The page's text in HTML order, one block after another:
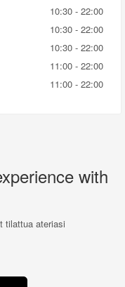
10:30 - 22:00
10:30 - 22:00
10:30 - 22:00
11:00 - 22:00
11:00 - 22:00
with
tilattua ateriasi